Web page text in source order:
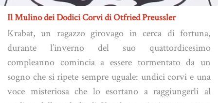
Il Mulino dei Dodici Corvi di Otfried Preussler
Krabat, un ragazzo girovago in cerca di fortuna,
durante l’inverno del suo quattordicesimo
compleanno comincia a essere tormentato da un
sogno che si ripete sempre uguale: undici corvi e una
voce misteriosa che lo esortano a raggiungerli al